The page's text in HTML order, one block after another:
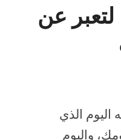
عن
اليوم الذي
واليوم